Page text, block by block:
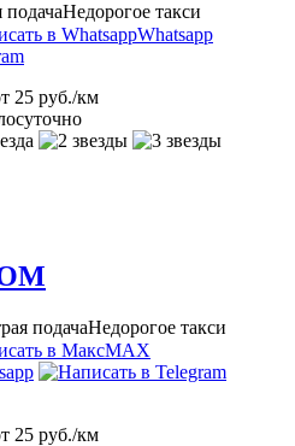
подачаНедорогое такси
Whatsapp
25 руб./км
подачаНедорогое такси
MAX
25 руб./км